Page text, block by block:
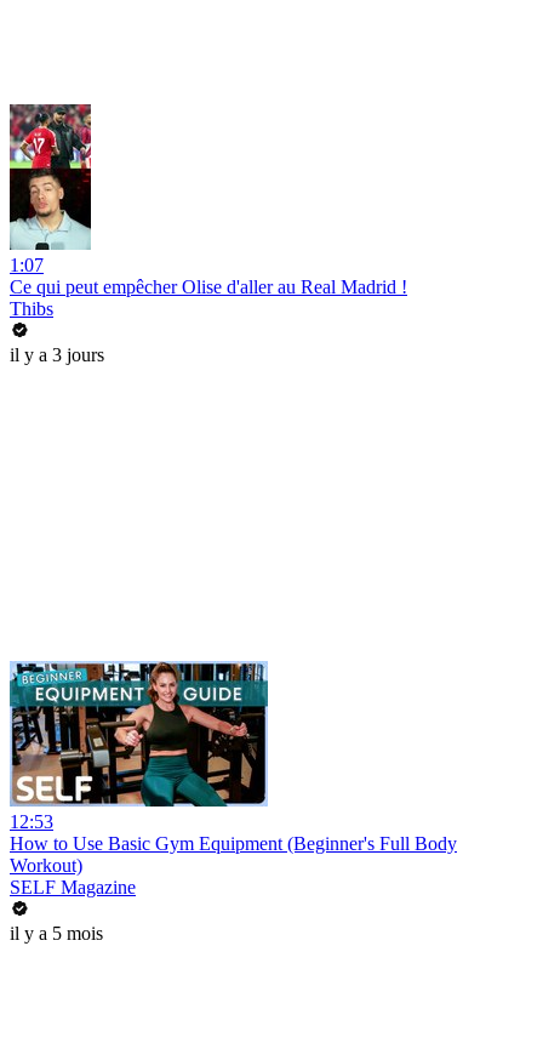
1:07
Ce qui peut empêcher Olise d'aller au Real Madrid !
Thibs
il y a 3 jours
12:53
How to Use Basic Gym Equipment (Beginner's Full Body
Workout)
SELF Magazine
il y a 5 mois